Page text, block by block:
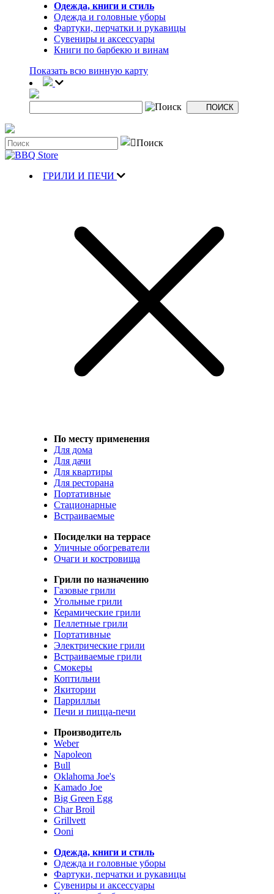
Одежда, книги и стиль
Одежда и головные уборы
Фартуки, перчатки и рукавицы
Сувениры и аксессуары
Книги по барбекю и винам
Показать всю винную карту
ГРИЛИ И ПЕЧИ
По месту применения
Для дома
Для дачи
Для квартиры
Для ресторана
Портативные
Стационарные
Встраиваемые
Посиделки на террасе
Уличные обогреватели
Очаги и костровища
Грили по назначению
Газовые грили
Угольные грили
Керамические грили
Пеллетные грили
Портативные
Электрические грили
Встраиваемые грили
Смокеры
Коптильни
Якитории
Паррилльи
Печи и пицца-печи
Производитель
Weber
Napoleon
Bull
Oklahoma Joe's
Kamado Joe
Big Green Egg
Char Broil
Grillvett
Ooni
Одежда, книги и стиль
Одежда и головные уборы
Фартуки, перчатки и рукавицы
Сувениры и аксессуары